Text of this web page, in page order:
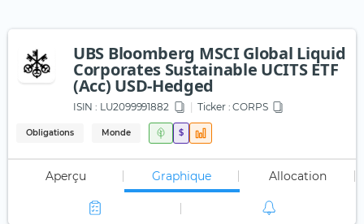
UBS Bloomberg MSCI Global Liquid
Corporates Sustainable UCITS ETF
(Acc) USD-Hedged
ISIN : LU2099991882 Ticker : CORPS
Obligations Monde $
Aperçu Graphique Allocation